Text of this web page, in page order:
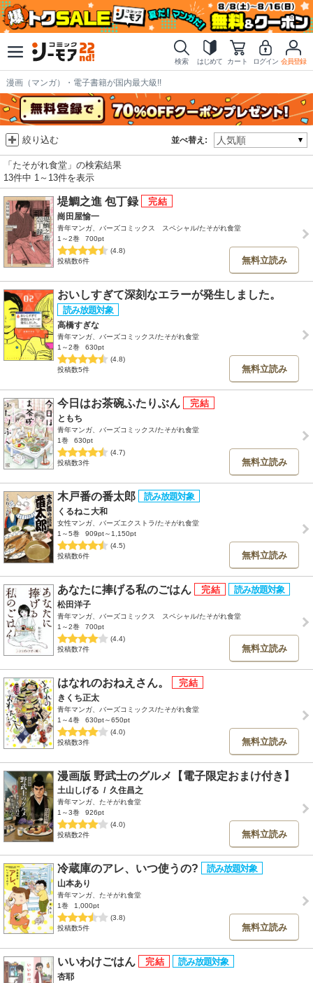
検索 はじめて カート ログイン 会員登録
漫画（マンガ）・電子書籍が国内最大級!!
並べ替え:
絞り込む
「たそがれ食堂」の検索結果
13件中 1～13件を表示
堤鯛之進 包丁録
崗田屋愉一
青年マンガ、バーズコミックス スペシャル/たそがれ食堂
1～2巻
700pt
(4.8)
投稿数6件
無料立読み
おいしすぎて深刻なエラーが発生しました。
高橋すぎな
青年マンガ、バーズコミックス/たそがれ食堂
1～2巻
630pt
(4.8)
投稿数5件
無料立読み
今日はお茶碗ふたりぶん
ともち
青年マンガ、バーズコミックス/たそがれ食堂
1巻
630pt
(4.7)
投稿数3件
無料立読み
木戸番の番太郎
くるねこ大和
女性マンガ、バーズエクストラ/たそがれ食堂
1～5巻
909pt～1,150pt
(4.5)
投稿数6件
無料立読み
あなたに捧げる私のごはん
松田洋子
青年マンガ、バーズコミックス スペシャル/たそがれ食堂
1～2巻
700pt
(4.4)
投稿数7件
無料立読み
はなれのおねえさん。
きくち正太
青年マンガ、バーズコミックス/たそがれ食堂
1～4巻
630pt～650pt
(4.0)
投稿数3件
無料立読み
漫画版 野武士のグルメ【電子限定おまけ付き】
土山しげる / 久住昌之
青年マンガ、たそがれ食堂
1～3巻
926pt
(4.0)
投稿数2件
無料立読み
冷蔵庫のアレ、いつ使うの?
山本あり
青年マンガ、たそがれ食堂
1巻
1,000pt
(3.8)
投稿数5件
無料立読み
いいわけごはん
杏耶